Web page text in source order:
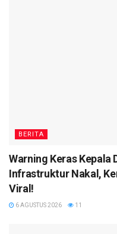
BERITA
Warning Keras Kepala
Infrastruktur Nakal,
Viral!
6 AGUSTUS 2026 11